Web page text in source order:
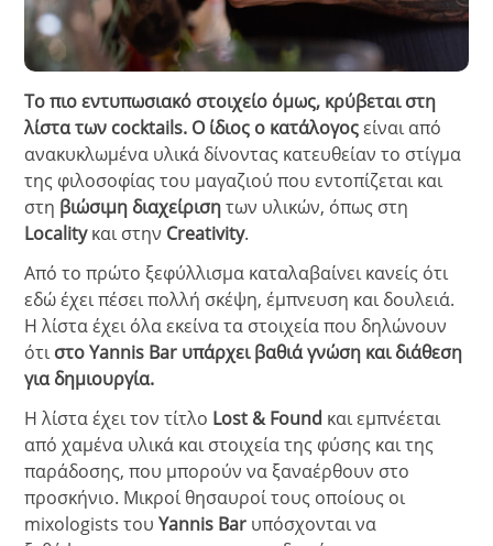
Το πιο εντυπωσιακό στοιχείο όμως, κρύβεται στη
λίστα των cocktails. Ο ίδιος ο κατάλογοςείναι από
ανακυκλωμένα υλικά δίνοντας κατευθείαν το στίγμα
της φιλοσοφίας του μαγαζιού που εντοπίζεται και
στη βιώσιμη διαχείρισητων υλικών, όπως στη
Localityκαι στην Creativity.
Από το πρώτο ξεφύλλισμα καταλαβαίνει κανείς ότι
εδώ έχει πέσει πολλή σκέψη, έμπνευση και δουλειά.
Η λίστα έχει όλα εκείνα τα στοιχεία που δηλώνουν
ότι στο Yannis Bar υπάρχει βαθιά γνώση και διάθεση
για δημιουργία.
Η λίστα έχει τον τίτλο Lost & Found και εμπνέεται
από χαμένα υλικά και στοιχεία της φύσης και της
παράδοσης, που μπορούν να ξαναέρθουν στο
προσκήνιο. Μικροί θησαυροί τους οποίους οι
mixologists τουYannis Bar υπόσχονται να